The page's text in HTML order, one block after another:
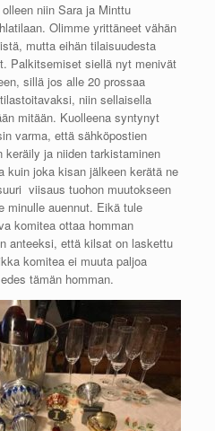
niin Sara ja Minttu
Olimme yrittäneet vähän
mutta eihän tilaisuudesta
Palkitsemiset siellä nyt menivät
sillä jos alle 20 prossaa
niin sellaisella
mitään. Kuolleena syntynyt
varma, että sähköpostien
ja niiden tarkistaminen
kuin joka kisan jälkeen kerätä ne
viisaus tuohon muutokseen
minulle auennut. Eikä tule
komitea ottaa homman
anteeksi, että kilsat on laskettu
komitea ei muuta paljoa
tämän homman.